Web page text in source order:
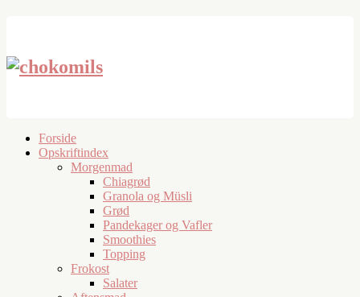
Forside
Opskriftindex
Morgenmad
Chiagrød
Granola og Müsli
Grød
Pandekager og Vafler
Smoothies
Topping
Frokost
Salater